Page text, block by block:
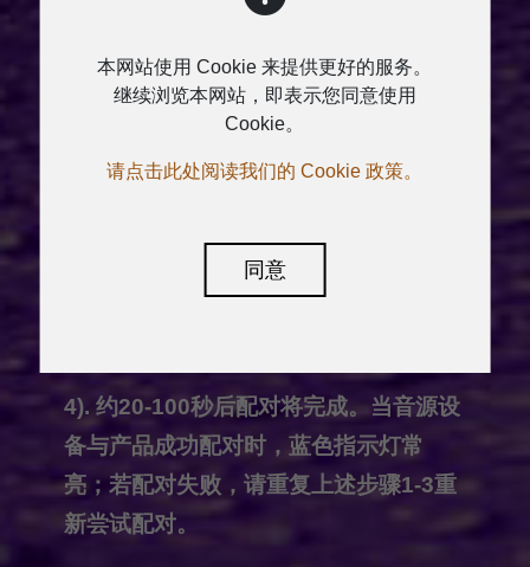
2). 轻按主音箱上的配对按钮，您将听到
一声提示音（咚），随后蓝色指示灯开
始闪烁，表示已进入配对状态。
索并选择"MegaSys 1"开始配对
4). 约20-100秒后配对将完成。当音源设
备与产品成功配对时，蓝色指示灯常
亮；若配对失败，请重复上述步骤1-3重
新尝试配对。
本网站使用 Cookie 来提供更好的服务。
继续浏览本网站，即表示您同意使用
Cookie。
请点击此处阅读我们的 Cookie 政策。
同意